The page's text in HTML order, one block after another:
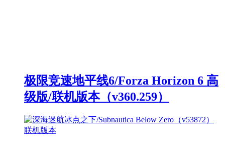
极限竞速地平线6/Forza Horizon 6 高
级版/联机版本（v360.259）